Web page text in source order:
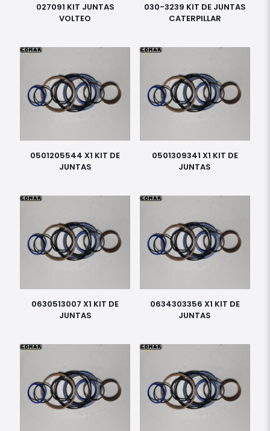
027091 KIT JUNTAS
VOLTEO
030-3239 KIT DE JUNTAS
CATERPILLAR
0501205544 X1 KIT DE
JUNTAS
0501309341 X1 KIT DE
JUNTAS
0630513007 X1 KIT DE
JUNTAS
0634303356 X1 KIT DE
JUNTAS